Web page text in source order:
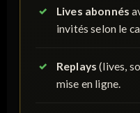
Lives abonnés
invités selon le
Replays (lives,
mise en ligne.